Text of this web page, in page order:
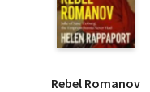
Rebel Romanov